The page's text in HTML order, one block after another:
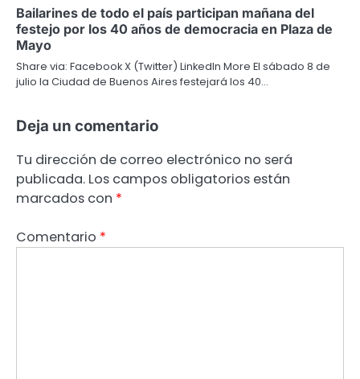
Bailarines de todo el país participan mañana del
festejo por los 40 años de democracia en Plaza de
Mayo
Share via: Facebook X (Twitter) LinkedIn More El sábado 8 de
julio la Ciudad de Buenos Aires festejará los 40…
Deja un comentario
Tu dirección de correo electrónico no será
publicada. Los campos obligatorios están
marcados con *
Comentario *